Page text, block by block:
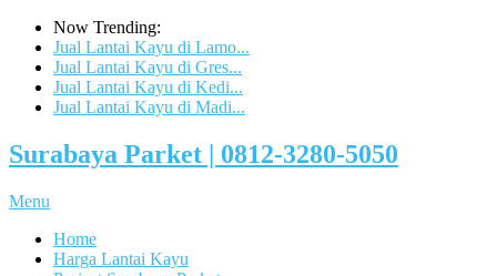
Now Trending:
Jual Lantai Kayu di Lamo...
Jual Lantai Kayu di Gres...
Jual Lantai Kayu di Kedi...
Jual Lantai Kayu di Madi...
Surabaya Parket | 0812-3280-5050
Menu
Home
Harga Lantai Kayu